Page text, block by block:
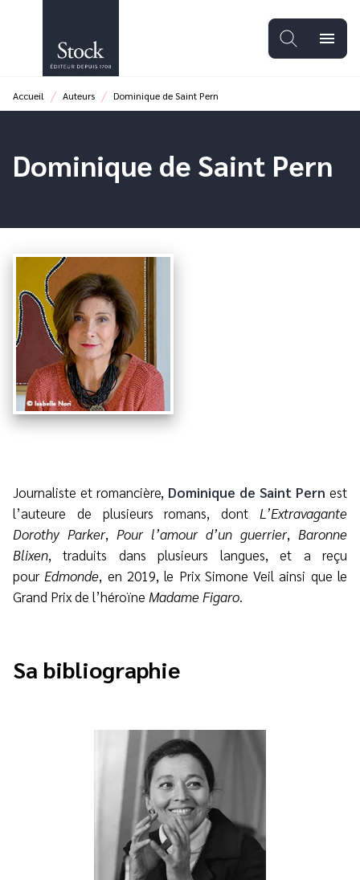
PIED DE PAGE
menu
Accueil / Auteurs / Dominique de Saint Pern
Dominique de Saint Pern
Journaliste et romancière, Dominique de Saint Pern est
l’auteure de plusieurs romans, dont L’Extravagante
Dorothy Parker, Pour l’amour d’un guerrier, Baronne
Blixen, traduits dans plusieurs langues, et a reçu
pour Edmonde, en 2019, le Prix Simone Veil ainsi que le
Grand Prix de l’héroïne Madame Figaro.
Sa bibliographie